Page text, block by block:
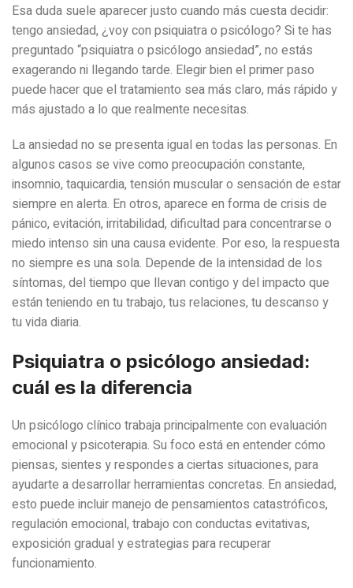
Esa duda suele aparecer justo cuando más cuesta decidir:
tengo ansiedad, ¿voy con psiquiatra o psicólogo? Si te has
preguntado “psiquiatra o psicólogo ansiedad”, no estás
exagerando ni llegando tarde. Elegir bien el primer paso
puede hacer que el tratamiento sea más claro, más rápido y
más ajustado a lo que realmente necesitas.
La ansiedad no se presenta igual en todas las personas. En
algunos casos se vive como preocupación constante,
insomnio, taquicardia, tensión muscular o sensación de estar
siempre en alerta. En otros, aparece en forma de crisis de
pánico, evitación, irritabilidad, dificultad para concentrarse o
miedo intenso sin una causa evidente. Por eso, la respuesta
no siempre es una sola. Depende de la intensidad de los
síntomas, del tiempo que llevan contigo y del impacto que
están teniendo en tu trabajo, tus relaciones, tu descanso y
tu vida diaria.
Psiquiatra o psicólogo ansiedad:
cuál es la diferencia
Un psicólogo clínico trabaja principalmente con evaluación
emocional y psicoterapia. Su foco está en entender cómo
piensas, sientes y respondes a ciertas situaciones, para
ayudarte a desarrollar herramientas concretas. En ansiedad,
esto puede incluir manejo de pensamientos catastróficos,
regulación emocional, trabajo con conductas evitativas,
exposición gradual y estrategias para recuperar
funcionamiento.